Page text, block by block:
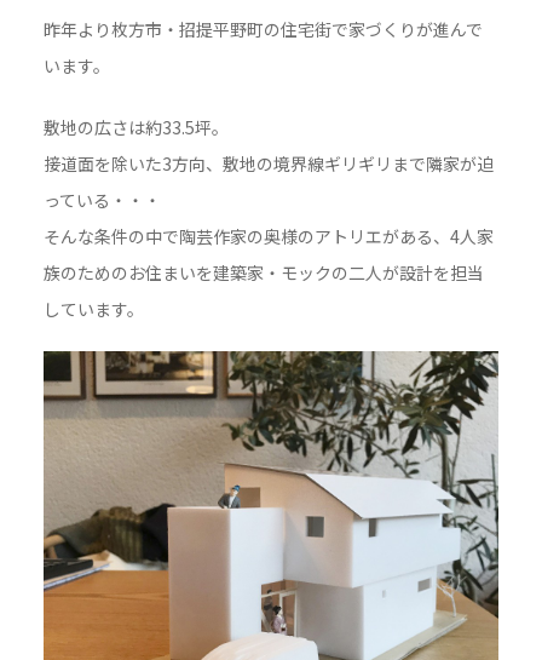
昨年より枚方市・招提平野町の住宅街で家づくりが進んで
います。
敷地の広さは約33.5坪。
接道面を除いた3方向、敷地の境界線ギリギリまで隣家が迫
っている・・・
そんな条件の中で陶芸作家の奥様のアトリエがある、4人家
族のためのお住まいを建築家・モックの二人が設計を担当
しています。